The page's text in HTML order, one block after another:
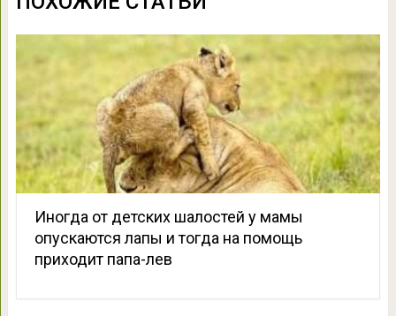
Иногда от детских шалостей у мамы
опускаются лапы и тогда на помощь
приходит папа-лев